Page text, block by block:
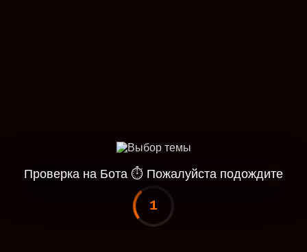
Проверка на Бота ⏱ Пожалуйста подождите
1